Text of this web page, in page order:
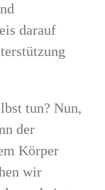
darauf
tun? Nun,
der
Körper
wir